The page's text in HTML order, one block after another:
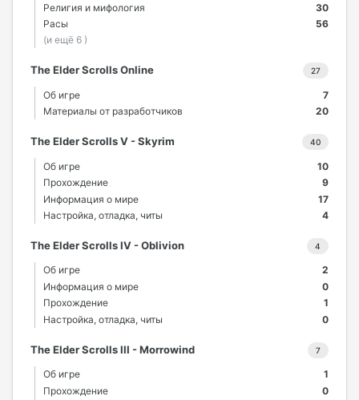
30
Религия и мифология
56
Расы
(и ещё 6 )
27
The Elder Scrolls Online
7
Об игре
20
Материалы от разработчиков
40
The Elder Scrolls V - Skyrim
10
Об игре
9
Прохождение
17
Информация о мире
4
Настройка, отладка, читы
4
The Elder Scrolls IV - Oblivion
2
Об игре
0
Информация о мире
1
Прохождение
0
Настройка, отладка, читы
7
The Elder Scrolls III - Morrowind
1
Об игре
0
Прохождение